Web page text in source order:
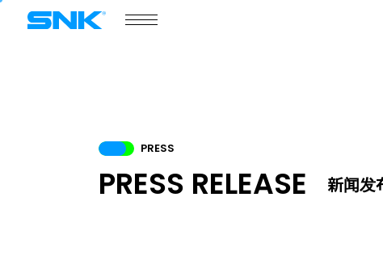
COMPANY
PRESS
PRESS RELEASE 新闻发